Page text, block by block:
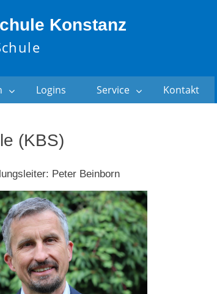
Konstanz
Logins Service Kontakt
(KBS)
Peter Beinborn